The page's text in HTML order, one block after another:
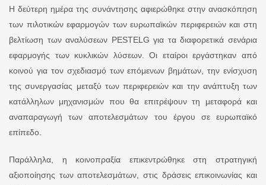
Η δεύτερη ημέρα της συνάντησης αφιερώθηκε στην ανασκόπηση
των πιλοτικών εφαρμογών των ευρωπαϊκών περιφερειών και στη
βελτίωση των αναλύσεων PESTELG για τα διαφορετικά σενάρια
εφαρμογής των κυκλικών λύσεων. Οι εταίροι εργάστηκαν από
κοινού για τον σχεδιασμό των επόμενων βημάτων, την ενίσχυση
της συνεργασίας μεταξύ των περιφερειών και την ανάπτυξη των
κατάλληλων μηχανισμών που θα επιτρέψουν τη μεταφορά και
αναπαραγωγή των αποτελεσμάτων του έργου σε ευρωπαϊκό
επίπεδο.
Παράλληλα, η κοινοπραξία επικεντρώθηκε στη στρατηγική
αξιοποίησης των αποτελεσμάτων, στις δράσεις επικοινωνίας και